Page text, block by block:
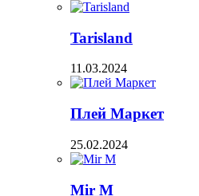
Tarisland
11.03.2024
Плей Маркет
25.02.2024
Mir M